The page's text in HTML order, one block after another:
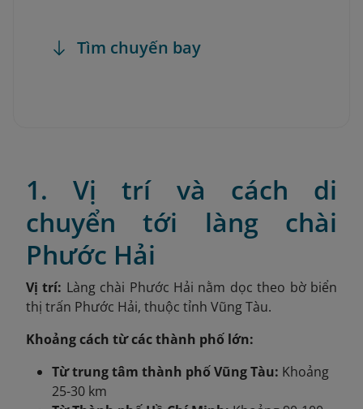
Tìm chuyến bay
1. Vị trí và cách di
chuyển tới làng chài
Phước Hải
Vị trí: Làng chài Phước Hải nằm dọc theo bờ biển
thị trấn Phước Hải, thuộc tỉnh Vũng Tàu.
Khoảng cách từ các thành phố lớn:
Từ trung tâm thành phố Vũng Tàu: Khoảng
25-30 km